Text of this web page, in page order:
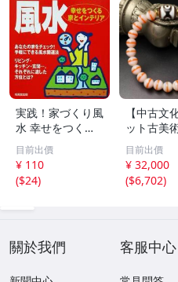
実践！家づくり風
水 幸せをつくる
家とインテリア/
浅野八郎(著者)
目前出價
¥ 110
($24)
【中古文
ット古美
天眼瑪瑙
地天珠組
ブレスレ
瑪瑙 古玩
目前出價
¥ 32,000
($6,702)
關於我們 客服中心